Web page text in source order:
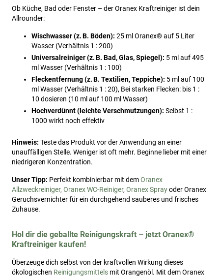
Ob Küche, Bad oder Fenster – der Oranex Kraftreiniger ist dein
Allrounder:
Wischwasser (z. B. Böden): 25 ml Oranex® auf 5 Liter
Wasser (Verhältnis 1 : 200)
Universalreiniger (z. B. Bad, Glas, Spiegel): 5 ml auf 495
ml Wasser (Verhältnis 1 : 100)
Fleckentfernung (z. B. Textilien, Teppiche): 5 ml auf 100
ml Wasser (Verhältnis 1 : 20), Bei starken Flecken: bis 1 :
10 dosieren (10 ml auf 100 ml Wasser)
Hochverdünnt (leichte Verschmutzungen): Selbst 1 :
1000 wirkt noch effektiv
Hinweis: Teste das Produkt vor der Anwendung an einer
unauffälligen Stelle. Weniger ist oft mehr. Beginne lieber mit einer
niedrigeren Konzentration.
Unser Tipp: Perfekt kombinierbar mit demOranex
Allzweckreiniger, Oranex WC-Reiniger,Oranex Sprayoder Oranex
Geruchsvernichter für ein durchgehend sauberes und frisches
Zuhause.
Hol dir die geballte Reinigungskraft – jetzt Oranex®
Kraftreiniger kaufen!
Überzeuge dich selbst von der kraftvollen Wirkung dieses
ökologischen Reinigungsmittels mit Orangenöl. Mit dem Oranex